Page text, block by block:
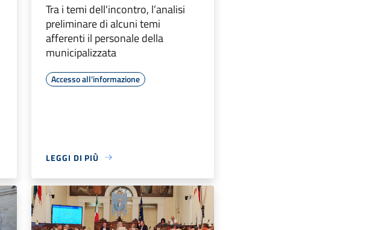
Tra i temi dell'incontro, l’analisi
preliminare di alcuni temi
afferenti il personale della
municipalizzata
Accesso all'informazione
LEGGI DI PIÙ